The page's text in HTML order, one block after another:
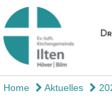
Home Aktuelles